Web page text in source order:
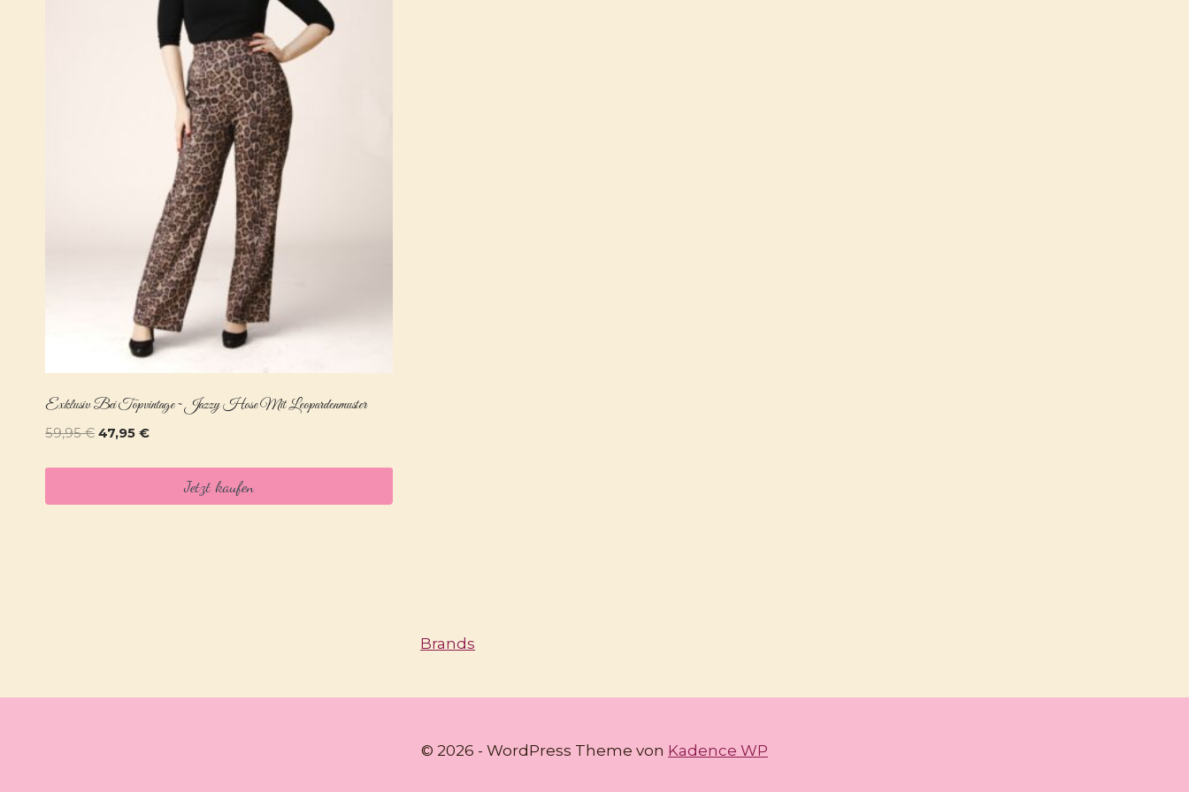
Exklusiv Bei Topvintage ~ Jazzy Hose Mit Leopardenmuster
59,95€ Ursprünglicher
47,95 €Aktueller
47,95 €.Jetzt kaufen
Brands
© 2026 - WordPress Theme von Kadence WP